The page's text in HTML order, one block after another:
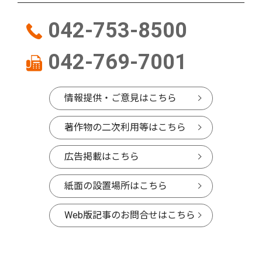
042-753-8500
042-769-7001
情報提供・ご意見はこちら
著作物の二次利用等はこちら
広告掲載はこちら
紙面の設置場所はこちら
Web版記事のお問合せはこちら